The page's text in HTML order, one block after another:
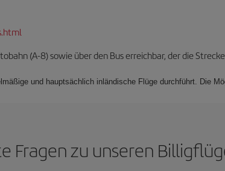
(A-8) sowie über den Bus erreichbar, der die
und hauptsächlich inländische Flüge durchführt. Die
Fragen zu unseren